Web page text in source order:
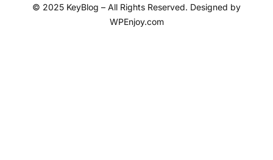
© 2025 KeyBlog – All Rights Reserved. Designed by
WPEnjoy.com